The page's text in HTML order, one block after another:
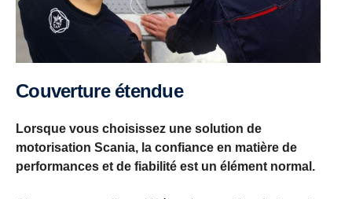
Couverture étendue
Lorsque vous choisissez une solution de
motorisation Scania, la confiance en matière de
performances et de fiabilité est un élément normal.